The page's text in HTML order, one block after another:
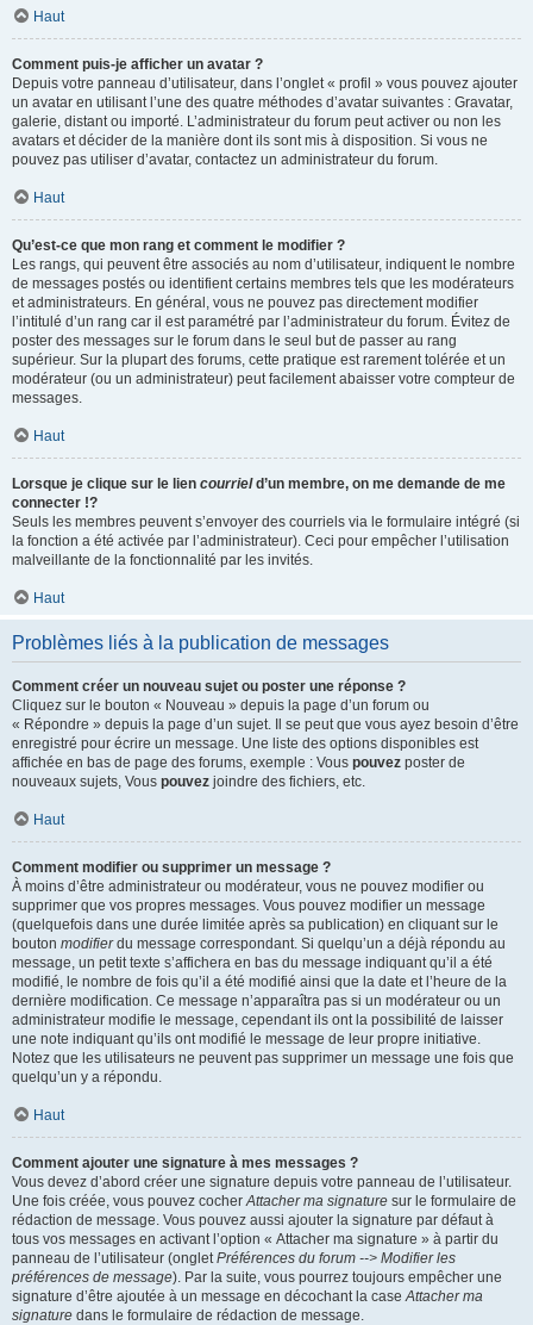
Haut
Comment puis-je afficher un avatar ?
Depuis votre panneau d’utilisateur, dans l’onglet « profil » vous pouvez ajouter
un avatar en utilisant l’une des quatre méthodes d’avatar suivantes : Gravatar,
galerie, distant ou importé. L’administrateur du forum peut activer ou non les
avatars et décider de la manière dont ils sont mis à disposition. Si vous ne
pouvez pas utiliser d’avatar, contactez un administrateur du forum.
Haut
Qu’est-ce que mon rang et comment le modifier ?
Les rangs, qui peuvent être associés au nom d’utilisateur, indiquent le nombre
de messages postés ou identifient certains membres tels que les modérateurs
et administrateurs. En général, vous ne pouvez pas directement modifier
l’intitulé d’un rang car il est paramétré par l’administrateur du forum. Évitez de
poster des messages sur le forum dans le seul but de passer au rang
supérieur. Sur la plupart des forums, cette pratique est rarement tolérée et un
modérateur (ou un administrateur) peut facilement abaisser votre compteur de
messages.
Haut
Lorsque je clique sur le lien courrield’un membre, on me demande de me
connecter !?
Seuls les membres peuvent s’envoyer des courriels via le formulaire intégré (si
la fonction a été activée par l’administrateur). Ceci pour empêcher l’utilisation
malveillante de la fonctionnalité par les invités.
Haut
Problèmes liés à la publication de messages
Comment créer un nouveau sujet ou poster une réponse ?
Cliquez sur le bouton « Nouveau » depuis la page d’un forum ou
« Répondre » depuis la page d’un sujet. Il se peut que vous ayez besoin d’être
enregistré pour écrire un message. Une liste des options disponibles est
affichée en bas de page des forums, exemple : Vous pouvez poster de
nouveaux sujets, Vous pouvez joindre des fichiers, etc.
Haut
Comment modifier ou supprimer un message ?
À moins d’être administrateur ou modérateur, vous ne pouvez modifier ou
supprimer que vos propres messages. Vous pouvez modifier un message
(quelquefois dans une durée limitée après sa publication) en cliquant sur le
bouton modifierdu message correspondant. Si quelqu’un a déjà répondu au
message, un petit texte s’affichera en bas du message indiquant qu’il a été
modifié, le nombre de fois qu’il a été modifié ainsi que la date et l’heure de la
dernière modification. Ce message n’apparaîtra pas si un modérateur ou un
administrateur modifie le message, cependant ils ont la possibilité de laisser
une note indiquant qu’ils ont modifié le message de leur propre initiative.
Notez que les utilisateurs ne peuvent pas supprimer un message une fois que
quelqu’un y a répondu.
Haut
Comment ajouter une signature à mes messages ?
Vous devez d’abord créer une signature depuis votre panneau de l’utilisateur.
Une fois créée, vous pouvez cocherAttacher ma signature sur le formulaire de
rédaction de message. Vous pouvez aussi ajouter la signature par défaut à
tous vos messages en activant l’option « Attacher ma signature » à partir du
panneau de l’utilisateur (ongletPréférences du forum --> Modifier les
préférences de message). Par la suite, vous pourrez toujours empêcher une
signature d’être ajoutée à un message en décochant la caseAttacher ma
signature dans le formulaire de rédaction de message.